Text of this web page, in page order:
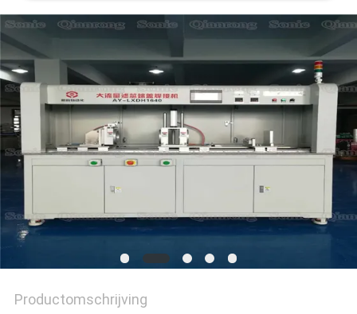
SITEMAP
PRIVACYBELEID
Productomschrijving